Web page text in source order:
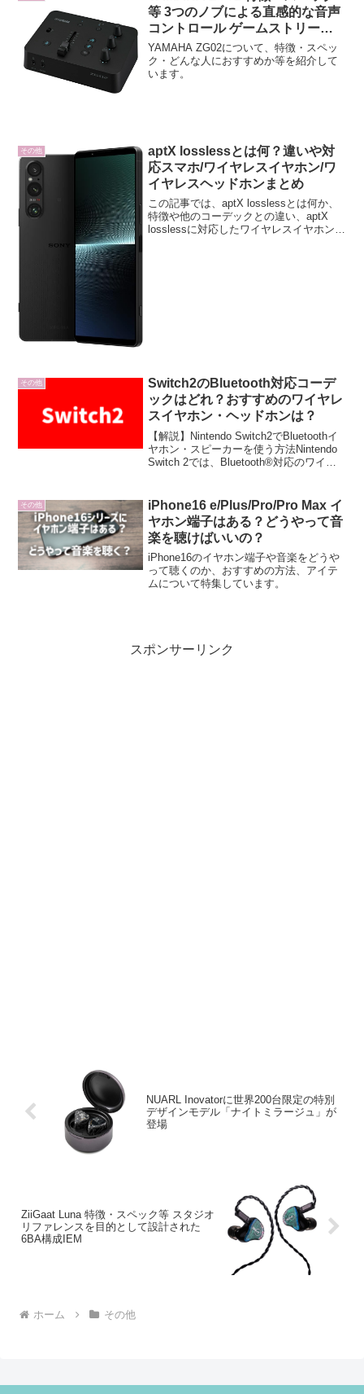
等 3つのノブによる直感的な音声
コントロール ゲームストリーミ
ングミキサー
YAMAHA ZG02について、特徴・スペッ
ク・どんな人におすすめか等を紹介して
います。
その他
aptX losslessとは何？違いや対
応スマホ/ワイヤレスイヤホン/ワ
イヤレスヘッドホンまとめ
この記事では、aptX losslessとは何か、
特徴や他のコーデックとの違い、aptX
losslessに対応したワイヤレスイヤホン、
その他
Switch2のBluetooth対応コーデ
ックはどれ？おすすめのワイヤレ
スイヤホン・ヘッドホンは？
【解説】Nintendo Switch2でBluetoothイ
ヤホン・スピーカーを使う方法Nintendo
Switch 2では、Bluetooth®対応のワイヤ
本記事...
その他
iPhone16 e/Plus/Pro/Pro Max イ
ヤホン端子はある？どうやって音
楽を聴けばいいの？
iPhone16のイヤホン端子や音楽をどうや
って聴くのか、おすすめの方法、アイテ
ムについて特集しています。
スポンサーリンク
NUARL Inovatorに世界200台限定の特別
デザインモデル「ナイトミラージュ」が
登場
ZiiGaat Luna 特徴・スペック等 スタジオ
リファレンスを目的として設計された
6BA構成IEM
ホーム その他